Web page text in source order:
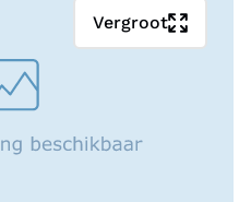
Vergroot